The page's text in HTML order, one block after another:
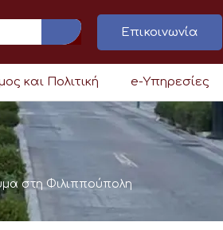
Επικοινωνία
και Πολιτική e-Υπηρεσίες
στη Φιλιππούπολη